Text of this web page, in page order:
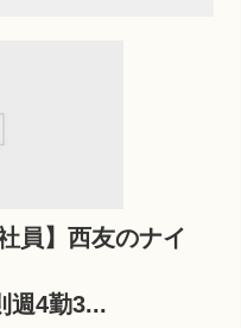
員】西友のナイ
週4勤3...